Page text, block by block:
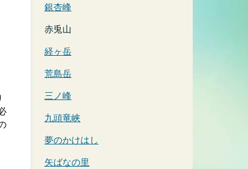
銀杏峰
赤兎山
経ヶ岳
荒島岳
三ノ峰
九頭竜峡
夢のかけはし
矢ばなの里